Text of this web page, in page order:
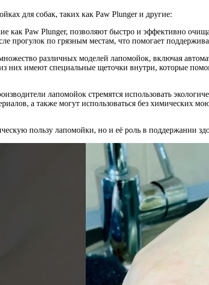
для собак, таких как Paw Plunger и другие:
как Paw Plunger, позволяют быстро и эффективно
прогулок по грязным местам, что помогает
различных моделей лапомойок, включая
них имеют специальные щеточки внутри, которые
лапомойок стремятся использовать
а также могут использоваться без химических
пользу лапомойки, но и её роль в поддержании